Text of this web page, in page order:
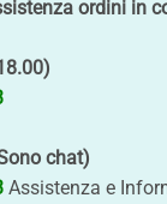
ordini in
chat)
Assistenza e